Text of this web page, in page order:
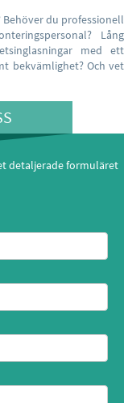
du professionell
Lång
med ett
bekvämlighet? Och vet
detaljerade formuläret